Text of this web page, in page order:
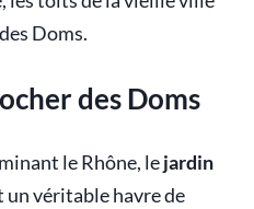
Doms.
des Doms
le Rhône, lejardin
un véritable havre de